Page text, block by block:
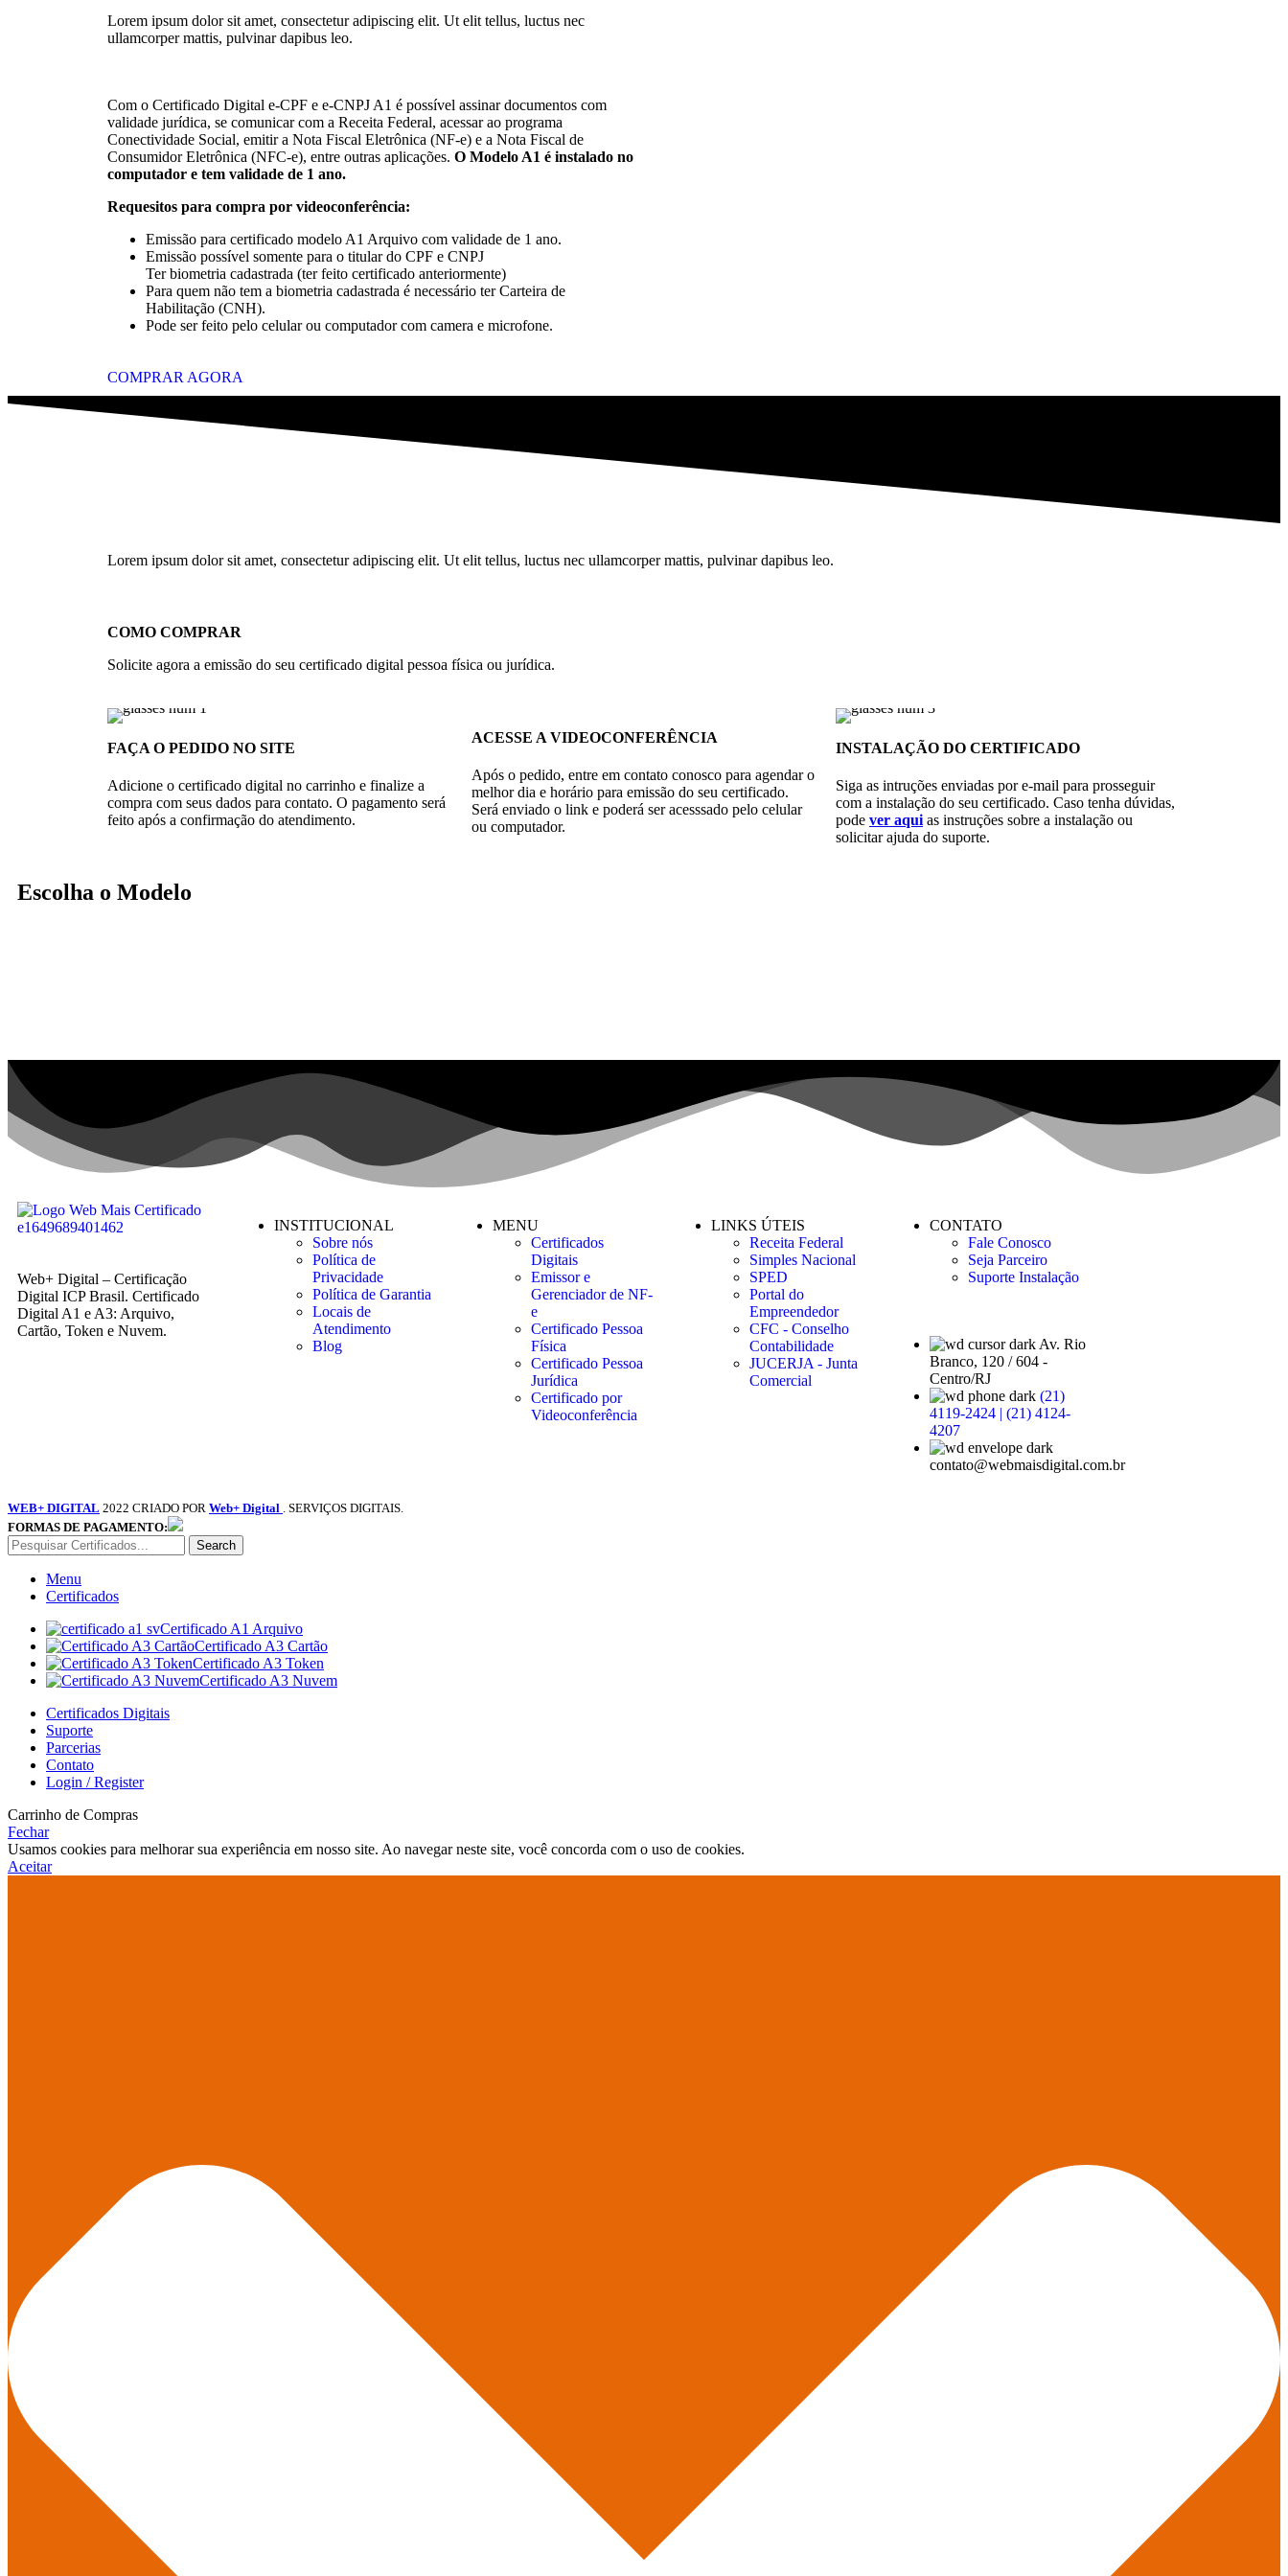
Lorem ipsum dolor sit amet, consectetur adipiscing elit. Ut elit tellus, luctus nec
ullamcorper mattis, pulvinar dapibus leo.
Com o Certificado Digital e-CPF e e-CNPJ A1 é possível assinar documentos com
validade jurídica, se comunicar com a Receita Federal, acessar ao programa
Conectividade Social, emitir a Nota Fiscal Eletrônica (NF-e) e a Nota Fiscal de
Consumidor Eletrônica (NFC-e), entre outras aplicações. O Modelo A1 é instalado no
computador e tem validade de 1 ano.
Requesitos para compra por videoconferência:
Emissão para certificado modelo A1 Arquivo com validade de 1 ano.
Emissão possível somente para o titular do CPF e CNPJ
Ter biometria cadastrada (ter feito certificado anteriormente)
Para quem não tem a biometria cadastrada é necessário ter Carteira de
Habilitação (CNH).
Pode ser feito pelo celular ou computador com camera e microfone.
COMPRAR AGORA
Lorem ipsum dolor sit amet, consectetur adipiscing elit. Ut elit tellus, luctus nec ullamcorper mattis, pulvinar dapibus leo.
COMO COMPRAR
Solicite agora a emissão do seu certificado digital pessoa física ou jurídica.
FAÇA O PEDIDO NO SITE
Adicione o certificado digital no carrinho e finalize a
compra com seus dados para contato. O pagamento será
feito após a confirmação do atendimento.
ACESSE A VIDEOCONFERÊNCIA
Após o pedido, entre em contato conosco para agendar o
melhor dia e horário para emissão do seu certificado.
Será enviado o link e poderá ser acesssado pelo celular
ou computador.
INSTALAÇÃO DO CERTIFICADO
Siga as intruções enviadas por e-mail para prosseguir
com a instalação do seu certificado. Caso tenha dúvidas,
pode ver aqui as instruções sobre a instalação ou
solicitar ajuda do suporte.
Escolha o Modelo
Web+ Digital – Certificação
Digital ICP Brasil. Certificado
Digital A1 e A3: Arquivo,
Cartão, Token e Nuvem.
INSTITUCIONAL
Sobre nós
Política de
Privacidade
Política de Garantia
Locais de
Atendimento
Blog
MENU
Certificados
Digitais
Emissor e
Gerenciador de NF-
e
Certificado Pessoa
Física
Certificado Pessoa
Jurídica
Certificado por
Videoconferência
LINKS ÚTEIS
Receita Federal
Simples Nacional
SPED
Portal do
Empreendedor
CFC - Conselho
Contabilidade
JUCERJA - Junta
Comercial
CONTATO
Fale Conosco
Seja Parceiro
Suporte Instalação
Av. Rio
Branco, 120 / 604 -
Centro/RJ
(21)
4119-2424 | (21) 4124-
4207
contato@webmaisdigital.com.br
WEB+ DIGITAL 2022 CRIADO POR Web+ Digital . SERVIÇOS DIGITAIS.
FORMAS DE PAGAMENTO:
Search
Menu
Certificados
Certificado A1 Arquivo
Certificado A3 Cartão
Certificado A3 Token
Certificado A3 Nuvem
Certificados Digitais
Suporte
Parcerias
Contato
Login / Register
Carrinho de Compras
Fechar
Usamos cookies para melhorar sua experiência em nosso site. Ao navegar neste site, você concorda com o uso de cookies.
Aceitar